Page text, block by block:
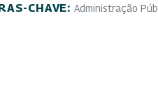
CHAVE: Administração